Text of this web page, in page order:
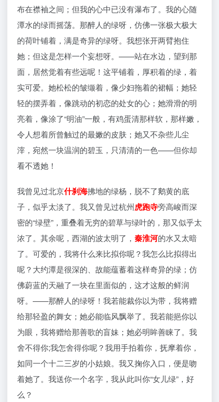
布在襟袖之间；但我的心中已没有瀑布了。我的心随
潭水的绿而摇荡。那醉人的绿呀，仿佛一张极大极大
的荷叶铺着，满是奇异的绿呀。我想张开两臂抱住
她；但这是怎样一个妄想呀。——站在水边，望到那
面，居然觉着有些远呢！这平铺着，厚积着的绿，着
实可爱。她松松的皱缬着，像少妇拖着的裙幅；她轻
轻的摆弄着，像跳动的初恋的处女的心；她滑滑的明
亮着，像涂了“明油”一般，有鸡蛋清那样软，那样嫩，
令人想着所曾触过的最嫩的皮肤；她又不杂些儿尘
滓，宛然一块温润的碧玉，只清清的一色——但你却
看不透她！
我曾见过北京什刹海拂地的绿杨，脱不了鹅黄的底
子，似乎太淡了。我又曾见过杭州虎跑寺旁高峻而深
密的“绿壁”，重叠着无穷的碧草与绿叶的，那又似乎太
浓了。其余呢，西湖的波太明了， 秦淮河的水又太暗
了。可爱的，我将什么来比拟你呢？我怎么比拟得出
呢？大约潭是很深的、故能蕴蓄着这样奇异的绿；仿
佛蔚蓝的天融了一块在里面似的，这才这般的鲜润
呀。——那醉人的绿呀！我若能裁你以为带，我将赠
给那轻盈的舞女；她必能临风飘举了。我若能挹你以
为眼，我将赠给那善歌的盲妹；她必明眸善睐了。我
舍不得你;我怎舍得你呢？我用手拍着你，抚摩着你，
如同一个十二三岁的小姑娘。我又掬你入口，便是吻
着她了。我送你一个名字，我从此叫你“女儿绿”，好
么？